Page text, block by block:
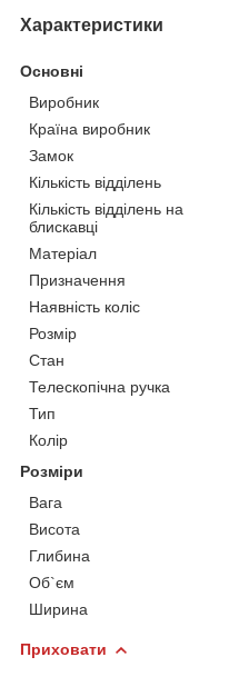
Характеристики
Основні
Виробник
Країна виробник
Замок
Кількість відділень
Кількість відділень на
блискавці
Матеріал
Призначення
Наявність коліс
Розмір
Стан
Телескопічна ручка
Тип
Колір
Розміри
Вага
Висота
Глибина
Об`єм
Ширина
Приховати